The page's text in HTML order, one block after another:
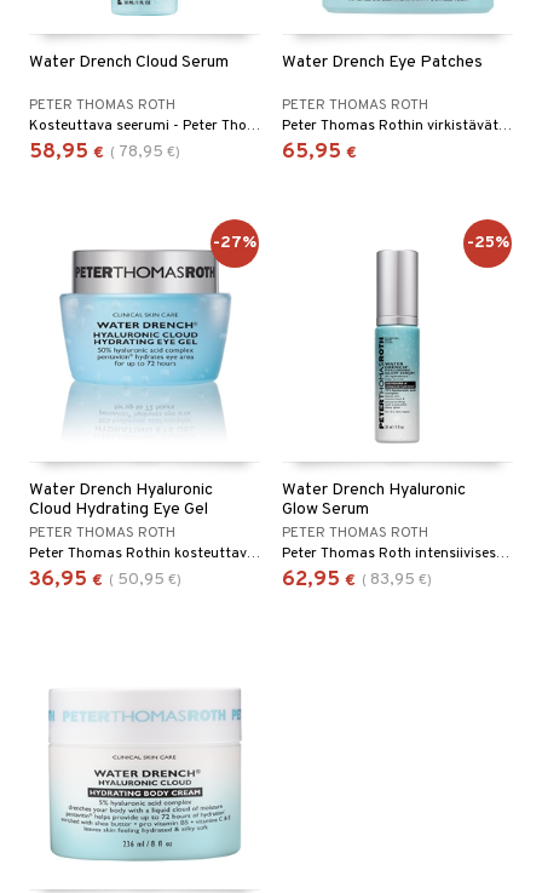
Water Drench Cloud Serum
PETER THOMAS ROTH
Kosteuttava seerumi - Peter Thomas Roth
58,95 € ( 78,95 €)
Water Drench Eye Patches
PETER THOMAS ROTH
Peter Thomas Rothin virkistävät silmälaput
65,95 €
Water Drench Hyaluronic
Cloud Hydrating Eye Gel
PETER THOMAS ROTH
Peter Thomas Rothin kosteuttava silmänympärysgeeli juonteita, ryppyjä, silmäpusseja ja tummia silmänalusia häivyttämään
36,95 € ( 50,95 €)
-27%
Water Drench Hyaluronic
Glow Serum
PETER THOMAS ROTH
Peter Thomas Roth intensiivisesti kosteuttava seerumi
62,95 € ( 83,95 €)
-25%